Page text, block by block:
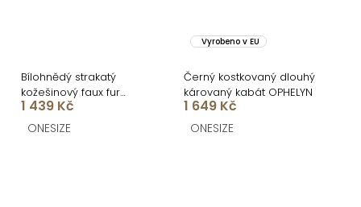
Bílohnědý strakatý
kožešinový faux fur
kabátek HAVELIN
1 439 Kč
ONESIZE
Vyrobeno v EU
Černý kostkovaný dlouhý
károvaný kabát OPHELYN
1 649 Kč
ONESIZE